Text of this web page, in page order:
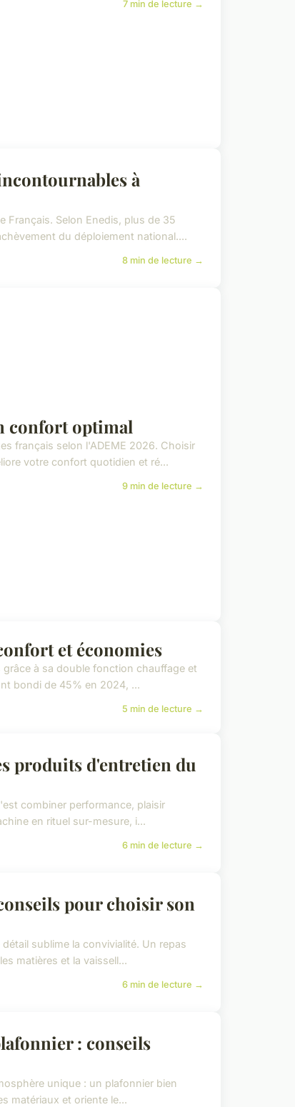
7 min de lecture →
à
Français. Selon Enedis, plus de 35
du déploiement national....
8 min de lecture →
confort optimal
français selon l'ADEME 2026. Choisir
votre confort quotidien et ré...
9 min de lecture →
et économies
à sa double fonction chauffage et
bondi de 45% en 2024, ...
5 min de lecture →
produits d'entretien du
combiner performance, plaisir
en rituel sur-mesure, i...
6 min de lecture →
pour choisir son
sublime la convivialité. Un repas
matières et la vaissell...
6 min de lecture →
: conseils
unique : un plafonnier bien
matériaux et oriente le...